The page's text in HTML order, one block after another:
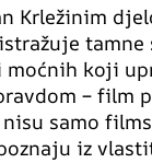
Krležinim
moćnih koji
– film
samo
iz